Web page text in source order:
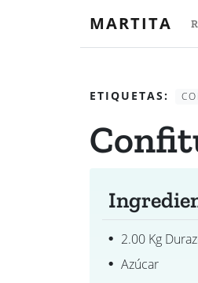
MARTITA
ETIQUETAS:
2.00 Kg
Azúcar